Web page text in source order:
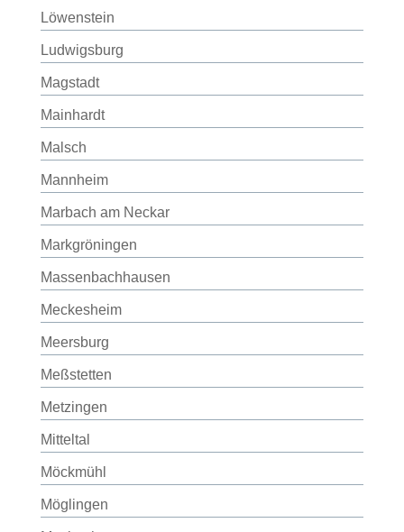
Löwenstein
Ludwigsburg
Magstadt
Mainhardt
Malsch
Mannheim
Marbach am Neckar
Markgröningen
Massenbachhausen
Meckesheim
Meersburg
Meßstetten
Metzingen
Mitteltal
Möckmühl
Möglingen